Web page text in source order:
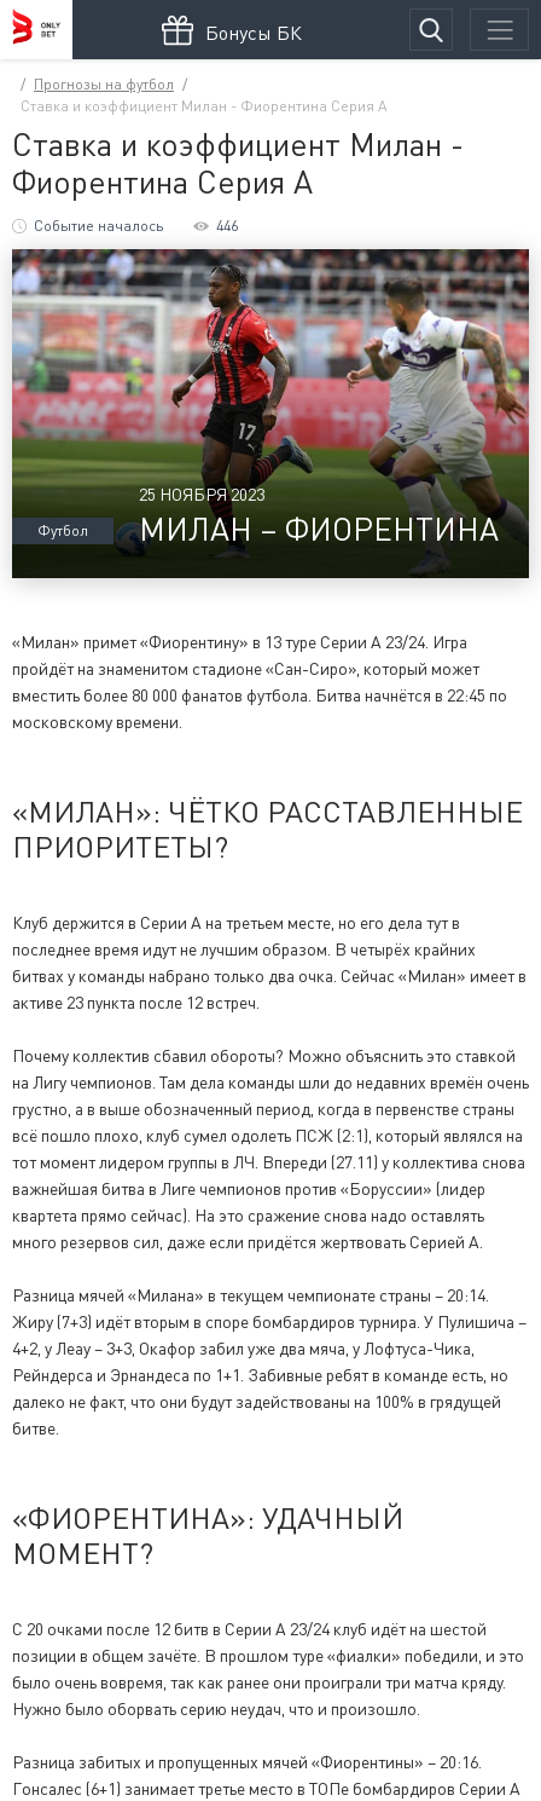
Бонусы БК
Прогнозы на футбол
Ставка и коэффициент Милан - Фиорентина Серия А
Ставка и коэффициент Милан -
Фиорентина Серия А
Событие началось 446
Футбол
25 НОЯБРЯ 2023
МИЛАН – ФИОРЕНТИНА
«Милан» примет «Фиорентину» в 13 туре Серии А 23/24. Игра
пройдёт на знаменитом стадионе «Сан-Сиро», который может
вместить более 80 000 фанатов футбола. Битва начнётся в 22:45 по
московскому времени.
«МИЛАН»: ЧЁТКО РАССТАВЛЕННЫЕ
ПРИОРИТЕТЫ?
Клуб держится в Серии А на третьем месте, но его дела тут в
последнее время идут не лучшим образом. В четырёх крайних
битвах у команды набрано только два очка. Сейчас «Милан» имеет в
активе 23 пункта после 12 встреч.
Почему коллектив сбавил обороты? Можно объяснить это ставкой
на Лигу чемпионов. Там дела команды шли до недавних времён очень
грустно, а в выше обозначенный период, когда в первенстве страны
всё пошло плохо, клуб сумел одолеть ПСЖ (2:1), который являлся на
тот момент лидером группы в ЛЧ. Впереди (27.11) у коллектива снова
важнейшая битва в Лиге чемпионов против «Боруссии» (лидер
квартета прямо сейчас). На это сражение снова надо оставлять
много резервов сил, даже если придётся жертвовать Серией А.
Разница мячей «Милана» в текущем чемпионате страны – 20:14.
Жиру (7+3) идёт вторым в споре бомбардиров турнира. У Пулишича –
4+2, у Леау – 3+3, Окафор забил уже два мяча, у Лофтуса-Чика,
Рейндерса и Эрнандеса по 1+1. Забивные ребят в команде есть, но
далеко не факт, что они будут задействованы на 100% в грядущей
битве.
«ФИОРЕНТИНА»: УДАЧНЫЙ
МОМЕНТ?
С 20 очками после 12 битв в Серии А 23/24 клуб идёт на шестой
позиции в общем зачёте. В прошлом туре «фиалки» победили, и это
было очень вовремя, так как ранее они проиграли три матча кряду.
Нужно было оборвать серию неудач, что и произошло.
Разница забитых и пропущенных мячей «Фиорентины» – 20:16.
Гонсалес (6+1) занимает третье место в ТОПе бомбардиров Серии А